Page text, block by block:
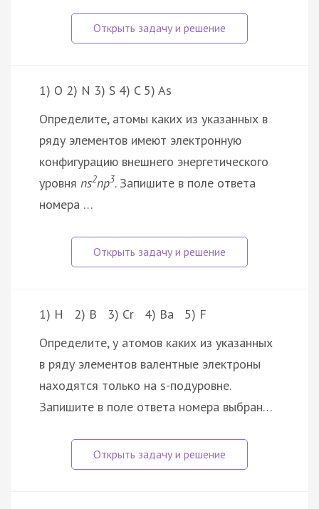
1) O 2) N 3) S 4) C 5) As
Определите, атомы каких из указанных в
ряду элементов имеют электронную
конфигурацию внешнего энергетического
уровня ns2np3. Запишите в поле ответа
номера …
1) H 2) B 3) Cr 4) Ba 5) F
Определите, у атомов каких из указанных
в ряду элементов валентные электроны
находятся только на s-подуровне.
Запишите в поле ответа номера выбран…